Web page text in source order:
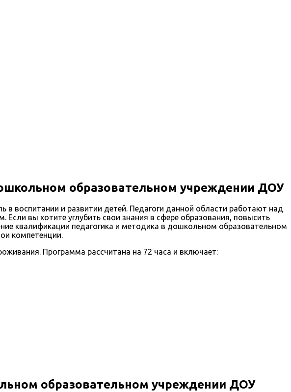
образовательном учреждении ДОУ
воспитании и развитии детей. Педагоги данной области работают над
вы хотите углубить свои знания в сфере образования, повысить
квалификации педагогика и методика в дошкольном образовательном
компетенции.
Программа рассчитана на 72 часа и включает:
образовательном учреждении ДОУ